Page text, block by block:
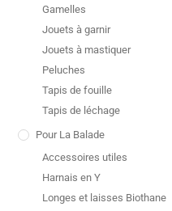
Gamelles
Jouets à garnir
Jouets à mastiquer
Peluches
Tapis de fouille
Tapis de léchage
Pour La Balade
Accessoires utiles
Harnais en Y
Longes et laisses Biothane